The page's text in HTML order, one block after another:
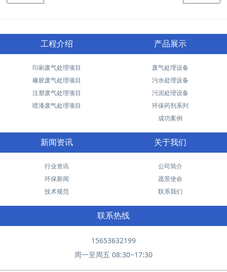
工程介绍
印刷废气处理项目
橡胶废气处理项目
注塑废气处理项目
喷漆废气处理项目
产品展示
废气处理设备
污水处理设备
污泥处理设备
环保药剂系列
成功案例
新闻资讯
行业资讯
环保新闻
技术规范
关于我们
公司简介
愿景使命
联系我们
联系热线
15653632199
周一至周五 08:30~17:30